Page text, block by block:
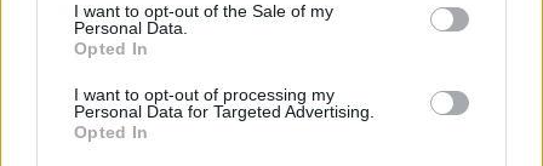
I want to opt-out of the Sale of my
Personal Data.
Opted In
I want to opt-out of processing my
Personal Data for Targeted Advertising.
Opted In
insieme alle Aziende sanitarie, l’Emilia-Romagna, tra le regioni più
aveva assicurato la disponibilità di 690 posti,
573 dedicati a pazienti Covid, che nei mesi successivi sono stati
riconvertiti al loro precedente utilizzo.